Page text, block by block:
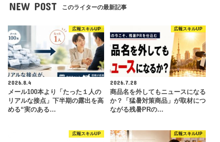
NEW POST このライターの最新記事
広報スキルUP
2026.8.4
メール100本より「たった１人の
リアルな接点」下半期の露出を高
める“実のある…
広報スキルUP
2026.7.28
商品名を外してもニュースになる
か？「猛暑対策商品」が取材につ
ながる残暑PRの…
広報スキルUP 広報スキルUP